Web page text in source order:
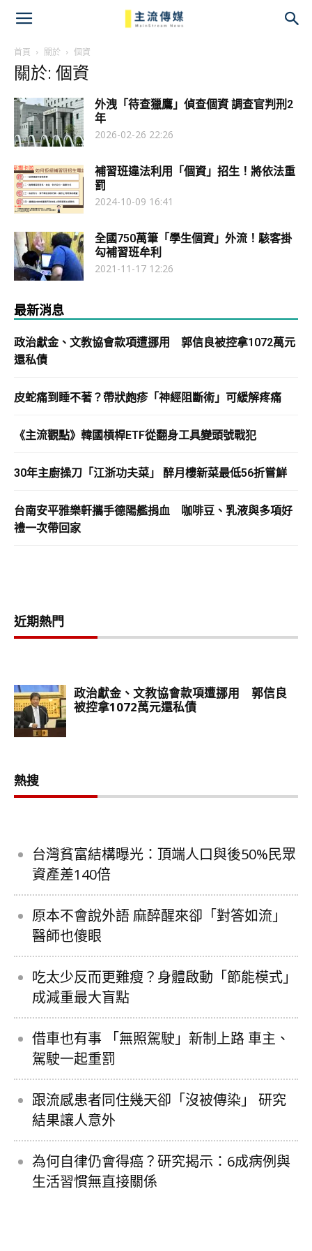
首頁 關於 個資
關於: 個資
外洩「待查獵鷹」偵查個資 調查官判刑2
年
2026-02-26 22:26
補習班違法利用「個資」招生！將依法重
罰
2024-10-09 16:41
全國750萬筆「學生個資」外流！駭客掛
勾補習班牟利
2021-11-17 12:26
最新消息
政治獻金、文教協會款項遭挪用 郭信良被控拿1072萬元
還私債
皮蛇痛到睡不著？帶狀皰疹「神經阻斷術」可緩解疼痛
《主流觀點》韓國槓桿ETF從翻身工具變頭號戰犯
30年主廚操刀「江浙功夫菜」 醉月樓新菜最低56折嘗鮮
台南安平雅樂軒攜手德陽艦捐血 咖啡豆、乳液與多項好
禮一次帶回家
近期熱門
熱搜
台灣貧富結構曝光：頂端人口與後50%民眾
資產差140倍
原本不會說外語 麻醉醒來卻「對答如流」
醫師也傻眼
吃太少反而更難瘦？身體啟動「節能模式」
成減重最大盲點
借車也有事 「無照駕駛」新制上路 車主、
駕駛一起重罰
跟流感患者同住幾天卻「沒被傳染」 研究
結果讓人意外
為何自律仍會得癌？研究揭示：6成病例與
生活習慣無直接關係